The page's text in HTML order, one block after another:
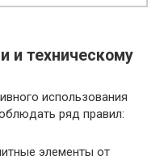
и техническому
использования
ряд правил:
элементы от